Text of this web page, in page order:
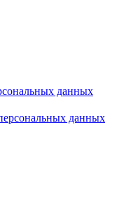
данных
данных